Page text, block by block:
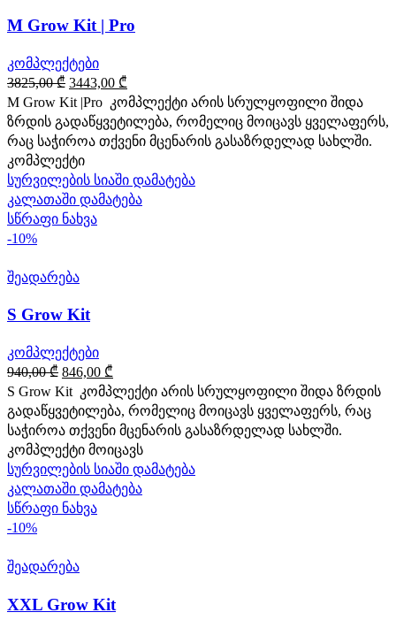
M Grow Kit | Pro
კომპლექტები
3825,00₾ Original
price
was:
3825,00 ₾.
3443,00 ₾
price
is:
3443,00 ₾.
M Grow Kit |Pro კომპლექტი არის სრულყოფილი შიდა
ზრდის გადაწყვეტილება, რომელიც მოიცავს ყველაფერს,
რაც საჭიროა თქვენი მცენარის გასაზრდელად სახლში.
კომპლექტი
სურვილების სიაში დამატება
კალათაში დამატება
სწრაფი ნახვა
-10%
შეადარება
S Grow Kit
კომპლექტები
940,00₾ Original
price
was:
940,00 ₾.
846,00 ₾
price
is:
846,00 ₾.
S Grow Kit კომპლექტი არის სრულყოფილი შიდა ზრდის
გადაწყვეტილება, რომელიც მოიცავს ყველაფერს, რაც
საჭიროა თქვენი მცენარის გასაზრდელად სახლში.
კომპლექტი მოიცავს
სურვილების სიაში დამატება
კალათაში დამატება
სწრაფი ნახვა
-10%
შეადარება
XXL Grow Kit